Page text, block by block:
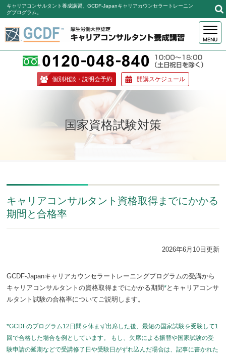
キャリアコンサルタント養成講習、GCDF-Japanキャリアカウンセラートレーニン
グプログラム。
個別相談・説明会予約 開講スケジュール
MENU
国家資格試験対策
キャリアコンサルタント資格取得までにかかる
期間と合格率
2026年6月10日更新
GCDF-Japanキャリアカウンセラートレーニングプログラムの受講から
キャリアコンサルタントの資格取得までにかかる期間*とキャリアコンサ
ルタント試験の合格率についてご説明します。
*GCDFのプログラム12日間を休まず出席した後、最短の国家試験を受験して1
回で合格した場合を例としています。 もし、欠席による振替や国家試験の受
験申請の延期などで受講修了日や受験日がずれ込んだ場合は、記事に書かれた